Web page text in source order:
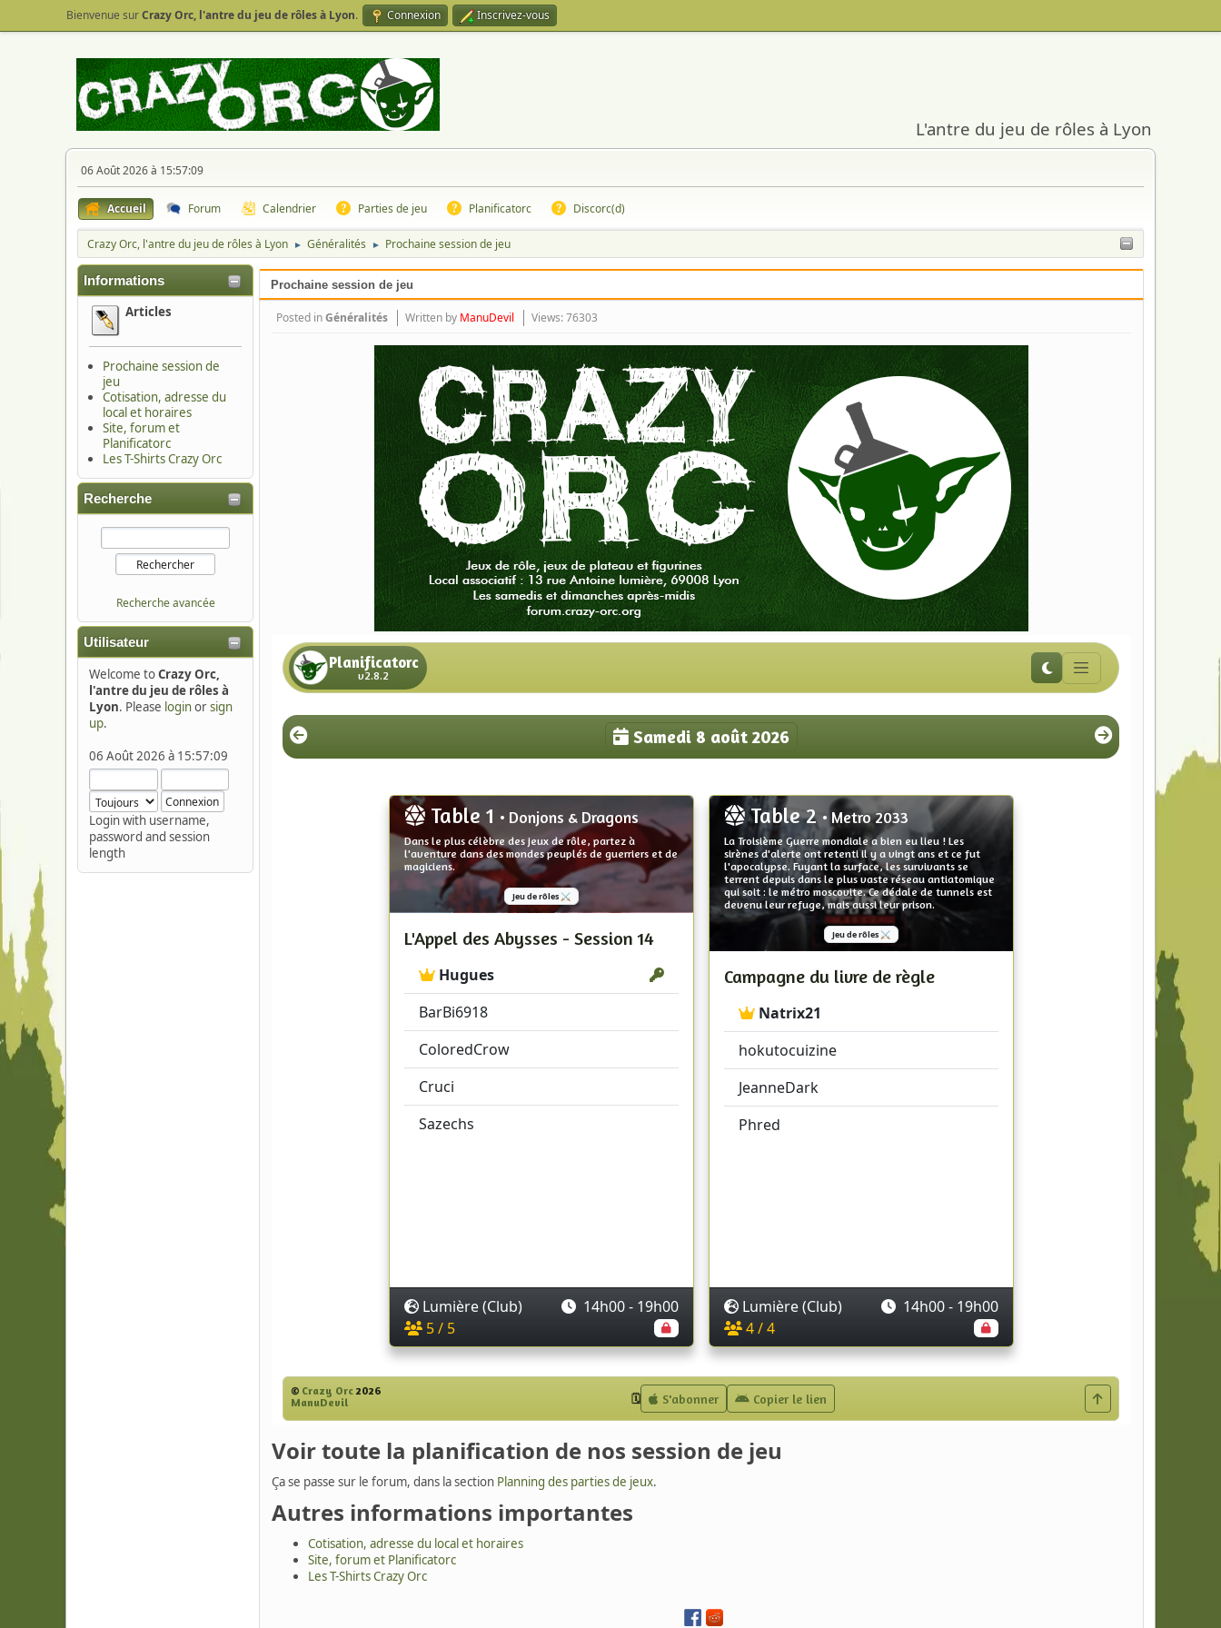
Bienvenue surCrazy Orc, l'antre du jeu de rôles à Lyon. Connexion Inscrivez-vous
L'antre du jeu de rôles à Lyon
06 Août 2026 à 15:57:09
Accueil Forum Calendrier Parties de jeu Planificatorc Discorc(d)
Crazy Orc, l'antre du jeu de rôles à Lyon ► Généralités ► Prochaine session de jeu
Informations
Articles
Prochaine session de
jeu
Cotisation, adresse du
local et horaires
Site, forum et
Planificatorc
Les T-Shirts Crazy Orc
Recherche
Recherche avancée
Utilisateur
Welcome toCrazy Orc,
l'antre du jeu de rôles à
Lyon. Please loginorsign
up.
06 Août 2026 à 15:57:09
Login with username,
password and session
length
Prochaine session de jeu
Posted inGénéralités Written by ManuDevil Views: 76303
Voir toute la planification de nos session de jeu
Ça se passe sur le forum, dans la section Planning des parties de jeux.
Autres informations importantes
Cotisation, adresse du local et horaires
Site, forum et Planificatorc
Les T-Shirts Crazy Orc